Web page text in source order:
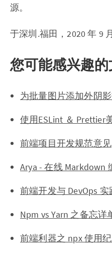
源。
于深圳.福田，2020 年 9 月
您可能感兴趣
为批量图片添加外阴
使用ESLint ＆ Prettier
前端项目开发规范意见
Arya - 在线 Markdown
前端开发与 DevOps 实
Npm vs Yarn 之备忘详
前端利器之 npx 使用